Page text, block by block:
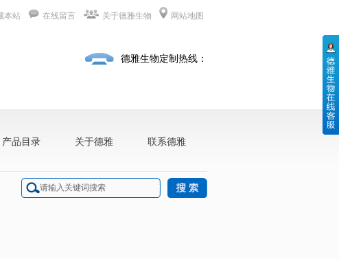
本站 在线留言 关于德雅生物 网站地图
德雅生物定制热线：
产品目录 关于德雅 联系德雅